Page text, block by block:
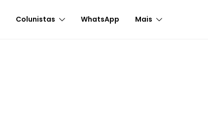
Colunistas WhatsApp Mais